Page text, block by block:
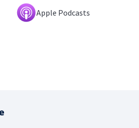
Apple Podcasts